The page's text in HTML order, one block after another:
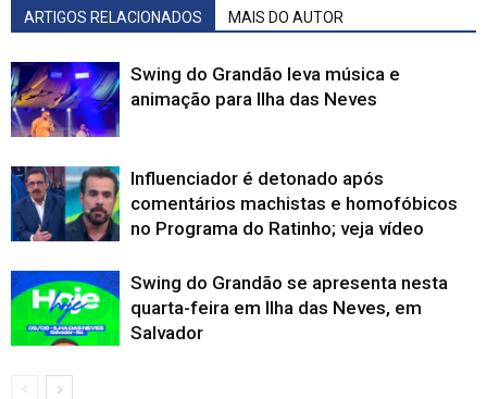
ARTIGOS RELACIONADOS MAIS DO AUTOR
Swing do Grandão leva música e
animação para Ilha das Neves
Influenciador é detonado após
comentários machistas e homofóbicos
no Programa do Ratinho; veja vídeo
Swing do Grandão se apresenta nesta
quarta-feira em Ilha das Neves, em
Salvador